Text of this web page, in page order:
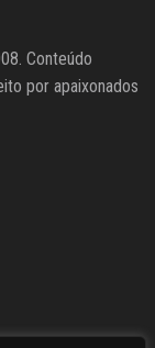
Conteúdo
por apaixonados